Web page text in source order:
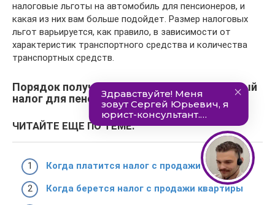
налоговые льготы на автомобиль для пенсионеров, и
какая из них вам больше подойдет. Размер налоговых
льгот варьируется, как правило, в зависимости от
характеристик транспортного средства и количества
транспортных средств.
Порядок получения льготы на транспортный
налог для пенсионеров в 2020 году
ЧИТАЙТЕ ЕЩЕ ПО ТЕМЕ:
Когда платится налог с продажи квартиры
Когда берется налог с продажи квартиры